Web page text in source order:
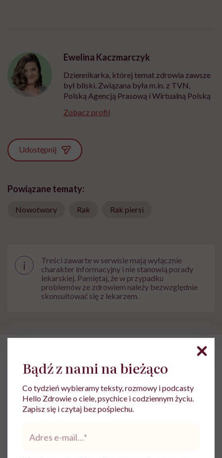
Ewelina Kaczmarczyk
Dziennikarka, której temat zdrowia zawsze
był bliski. Związana była m.in. z TVN,
Polską Agencją Prasową i Wirtualną Polską
Zobacz profil
Udostępnij
Powiązane tematy:
Nowotwory Rak Rak piersi
i
Treści zawarte w serwisie mają wyłącznie
charakter informacyjny i nie stanowią porady
lekarskiej. Pamiętaj, że w przypadku
problemów ze zdrowiem należy bezwzględnie
skonsultować się z lekarzem.
HelloZdrowie › Badania › Przekształciła
Przekształciła nowotwory w
choroby przewlekłe. Prof.
Dariusz M. Kowalski:
„Immunoterapia to rewolucja,
Bądź z nami na bieżąco
Co tydzień wybieramy teksty, rozmowy i podcasty
Hello Zdrowie o ciele, psychice i codziennym życiu.
Zapisz się i czytaj bez pośpiechu.
mail*